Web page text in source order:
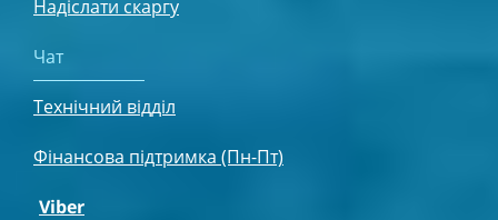
Надіслати скаргу
Чат
Технічний відділ
Фінансова підтримка (Пн-Пт)
Viber